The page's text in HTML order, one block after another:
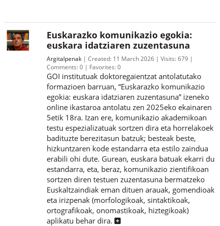
Euskarazko komunikazio egokia:
euskara idatziaren zuzentasuna
Argitalpenak Created: 11 March 2026 Visits:679
Comments:0 Favorites:0
GOI institutuak doktoregaientzat antolatutako
formazioen barruan, “Euskarazko komunikazio
egokia: euskara idatziaren zuzentasuna” izeneko
online ikastaroa antolatu zen 2025eko ekainaren
5etik 18ra. Izan ere, komunikazio akademikoan
testu espezializatuak sortzen dira eta horrelakoek
badituzte berezitasun batzuk; besteak beste,
hizkuntzaren kode estandarra eta estilo zaindua
erabili ohi dute. Gurean, euskara batuak ekarri du
estandarra, eta, beraz, komunikazio zientifikoan
sortzen diren testuen zuzentasuna bermatzeko
Euskaltzaindiak eman dituen arauak, gomendioak
eta irizpenak (morfologikoak, sintaktikoak,
ortografikoak, onomastikoak, hiztegikoak)
aplikatu behar dira.